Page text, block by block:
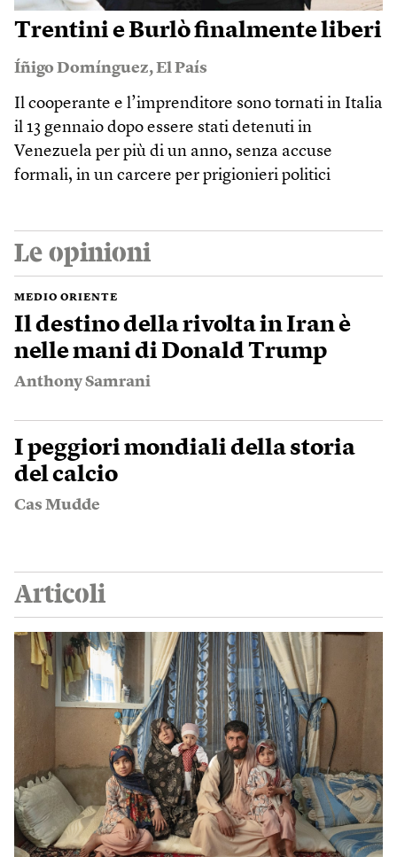
Trentini e Burlò finalmente liberi
Íñigo Domínguez,El País
Il cooperante e l’imprenditore sono tornati in Italia
il 13 gennaio dopo essere stati detenuti in
Venezuela per più di un anno, senza accuse
formali, in un carcere per prigionieri politici
Le opinioni
MEDIO ORIENTE
Il destino della rivolta in Iran è
nelle mani di Donald Trump
Anthony Samrani
I peggiori mondiali della storia
del calcio
Cas Mudde
Articoli